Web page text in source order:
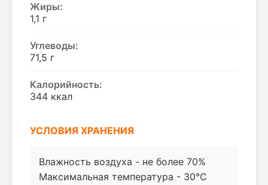
Жиры:
1,1 г
Углеводы:
71,5 г
Калорийность:
344 ккал
УСЛОВИЯ ХРАНЕНИЯ
Влажность воздуха - не более 70%
Максимальная температура - 30°C